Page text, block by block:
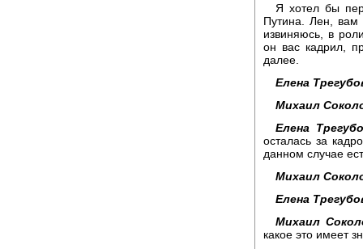
Я хотел бы
Путина. Лен, вам
извиняюсь, в
он вас кадрил,
далее.
Елена
Михаил
Елена
осталась за
данном случае
Михаил
Елена
Михаил
какое это имеет